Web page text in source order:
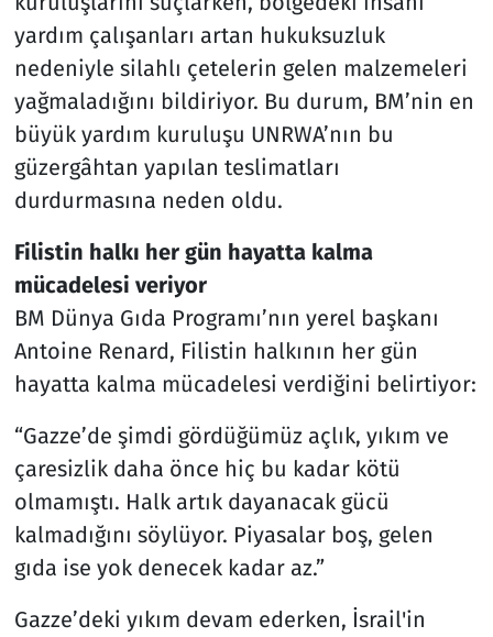
yardım çalışanları artan hukuksuzluk
nedeniyle silahlı çetelerin gelen malzemeleri
yağmaladığını bildiriyor. Bu durum, BM’nin en
büyük yardım kuruluşu UNRWA’nın bu
güzergâhtan yapılan teslimatları
durdurmasına neden oldu.
Filistin halkı her gün hayatta kalma
mücadelesi veriyor
BM Dünya Gıda Programı’nın yerel başkanı
Antoine Renard, Filistin halkının her gün
hayatta kalma mücadelesi verdiğini belirtiyor:
“Gazze’de şimdi gördüğümüz açlık, yıkım ve
çaresizlik daha önce hiç bu kadar kötü
olmamıştı. Halk artık dayanacak gücü
kalmadığını söylüyor. Piyasalar boş, gelen
gıda ise yok denecek kadar az.”
Gazze’deki yıkım devam ederken, İsrail'in